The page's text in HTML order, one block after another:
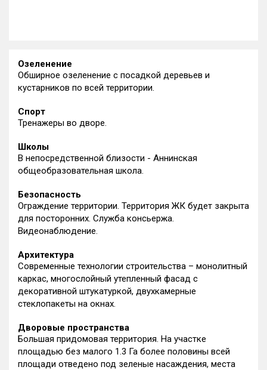
Озеленение
Обширное озеленение с посадкой деревьев и
кустарников по всей территории.
Спорт
Тренажеры во дворе.
Школы
В непосредственной близости - Аннинская
общеобразовательная школа.
Безопасность
Ограждение территории. Территория ЖК будет закрыта
для посторонних. Служба консьержа.
Видеонаблюдение.
Архитектура
Современные технологии строительства – монолитный
каркас, многослойный утепленный фасад с
декоративной штукатуркой, двухкамерные
стеклопакеты на окнах.
Дворовые пространства
Большая придомовая территория. На участке
площадью без малого 1.3 Га более половины всей
площади отведено под зеленые насаждения, места